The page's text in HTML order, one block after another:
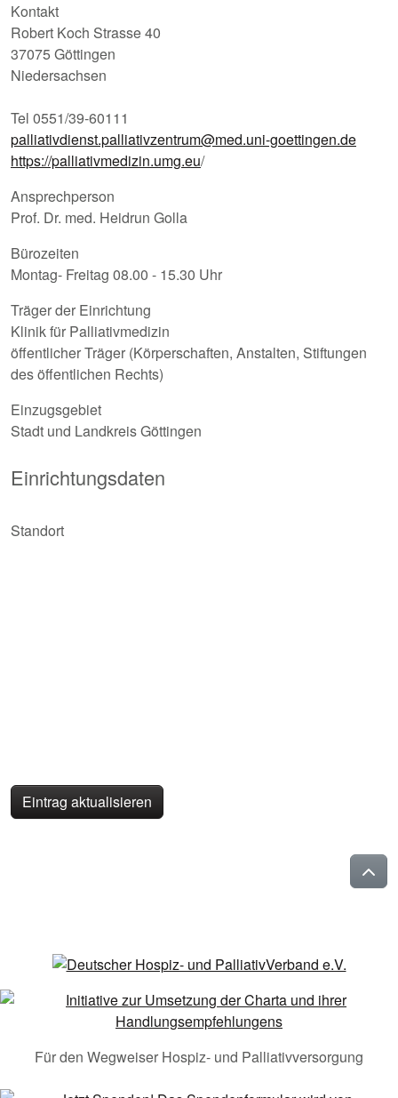
Kontakt
Robert Koch Strasse 40
37075 Göttingen
Niedersachsen
Tel 0551/39-60111
palliativdienst.palliativzentrum@med.uni-goettingen.de
https://palliativmedizin.umg.eu/
Ansprechperson
Prof. Dr. med. Heidrun Golla
Bürozeiten
Montag- Freitag 08.00 - 15.30 Uhr
Träger der Einrichtung
Klinik für Palliativmedizin
öffentlicher Träger (Körperschaften, Anstalten, Stiftungen
des öffentlichen Rechts)
Einzugsgebiet
Stadt und Landkreis Göttingen
Einrichtungsdaten
Standort
Eintrag aktualisieren
Für den Wegweiser Hospiz- und Palliativversorgung